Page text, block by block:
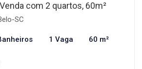
com 2 quartos, 60m²
SC
1 Vaga 60 m²